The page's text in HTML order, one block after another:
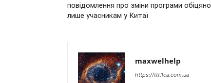
повідомлення про зміни програми обіцяно
лише учасникам у Китаї
maxwelhelp
https://ttt.1ca.com.ua